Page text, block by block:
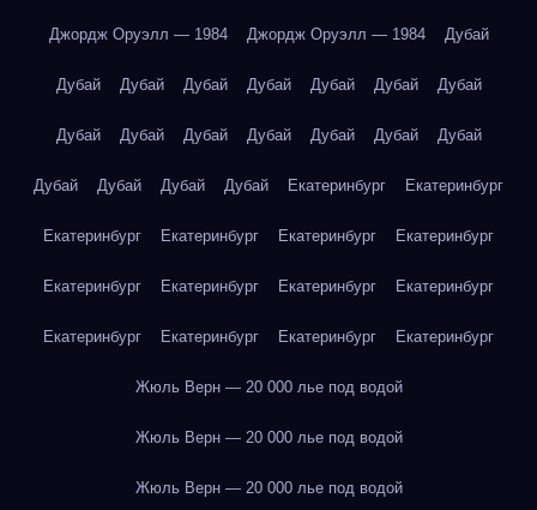
Джордж Оруэлл — 1984 Джордж Оруэлл — 1984 Дубай
Дубай Дубай Дубай Дубай Дубай Дубай Дубай
Дубай Дубай Дубай Дубай Дубай Дубай Дубай
Дубай Дубай Дубай Дубай Екатеринбург Екатеринбург
Екатеринбург Екатеринбург Екатеринбург Екатеринбург
Екатеринбург Екатеринбург Екатеринбург Екатеринбург
Екатеринбург Екатеринбург Екатеринбург Екатеринбург
Жюль Верн — 20 000 лье под водой
Жюль Верн — 20 000 лье под водой
Жюль Верн — 20 000 лье под водой